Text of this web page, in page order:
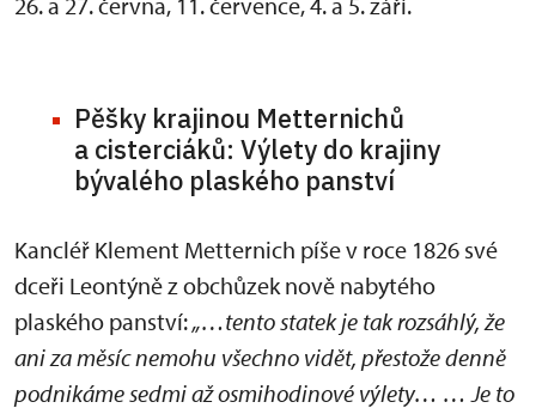
Pěšky krajinou Metternichů
a cisterciáků: Výlety do krajiny
bývalého plaského panství
Kancléř Klement Metternich píše v roce 1826 své
dceři Leontýně z obchůzek nově nabytého
plaského panství:„…tento statek je tak rozsáhlý, že
ani za měsíc nemohu všechno vidět, přestože denně
podnikáme sedmi až osmihodinové výlety… … Je to